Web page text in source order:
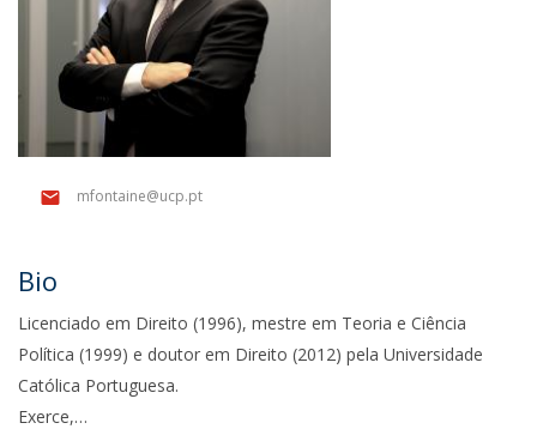
mfontaine@ucp.pt
Bio
Licenciado em Direito (1996), mestre em Teoria e Ciência
Política (1999) e doutor em Direito (2012) pela Universidade
Católica Portuguesa.
Exerce,